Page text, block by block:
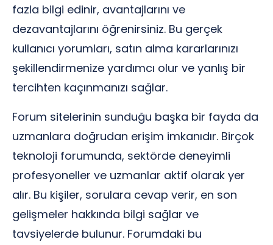
fazla bilgi edinir, avantajlarını ve
dezavantajlarını öğrenirsiniz. Bu gerçek
kullanıcı yorumları, satın alma kararlarınızı
şekillendirmenize yardımcı olur ve yanlış bir
tercihten kaçınmanızı sağlar.
Forum sitelerinin sunduğu başka bir fayda da
uzmanlara doğrudan erişim imkanıdır. Birçok
teknoloji forumunda, sektörde deneyimli
profesyoneller ve uzmanlar aktif olarak yer
alır. Bu kişiler, sorulara cevap verir, en son
gelişmeler hakkında bilgi sağlar ve
tavsiyelerde bulunur. Forumdaki bu